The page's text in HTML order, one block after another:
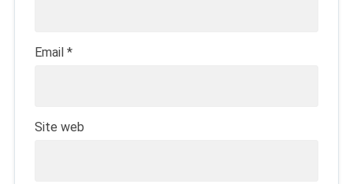
Email *
Site web